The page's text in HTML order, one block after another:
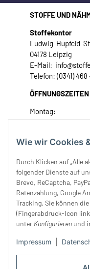
Wie wir Cookies
Durch Klicken auf „Alle
folgender Dienste auf
Brevo, ReCaptcha,
Ratenzahlung, Google
Tracking. Sie können
(Fingerabdruck-Icon
unter Konfigurieren und
Impressum
STOFFE UND
Stoffekontor
Ludwig-Hupfeld-
04178 Leipzig
E-Mail:
Telefon: (0341) 468
ÖFFNUNGSZEITEN
Montag:
Dienstag:
Donnerstag:
Samstag:
Unser Service
Rechtliches